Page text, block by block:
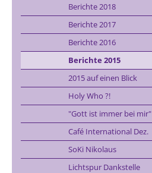
Berichte 2018
Berichte 2017
Berichte 2016
Berichte 2015
2015 auf einen Blick
Holy Who ?!
"Gott ist immer bei mir"
Café International Dez.
SoKi Nikolaus
Lichtspur Dankstelle